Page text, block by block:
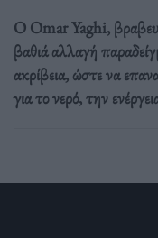
Ο Omar Yaghi,
βαθιά αλλαγή
ακρίβεια, ώστε να
για το νερό, την